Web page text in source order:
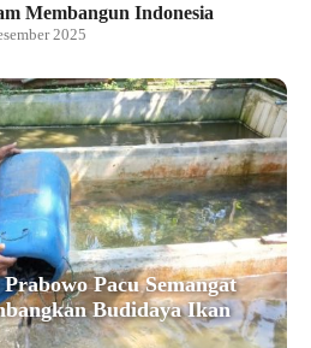
Membangun Indonesia
2025
Pacu Semangat
Budidaya Ikan